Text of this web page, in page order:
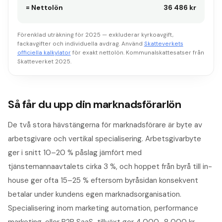
= Nettolön 36 486 kr
Förenklad uträkning för 2025 — exkluderar kyrkoavgift,
fackavgifter och individuella avdrag. Använd Skatteverkets
officiella kalkylator för exakt nettolön. Kommunalskattesatser från
Skatteverket 2025.
Så får du upp din marknadsförarlön
De två stora hävstängerna för marknadsförare är byte av
arbetsgivare och vertikal specialisering. Arbetsgivarbyte
ger i snitt 10–20 % påslag jämfört med
tjänstemannaavtalets cirka 3 %, och hoppet från byrå till in-
house ger ofta 15–25 % eftersom byråsidan konsekvent
betalar under kundens egen marknadsorganisation.
Specialisering inom marketing automation, performance